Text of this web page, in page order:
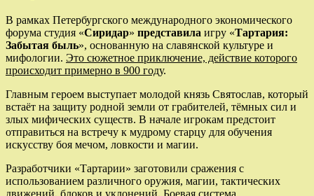
В рамках Петербургского международного экономического
форума студия «Сиридар» представила игру «Тартария:
Забытая быль», основанную на славянской культуре и
мифологии. Это сюжетное приключение, действие которого
происходит примерно в 900 году.
Главным героем выступает молодой князь Святослав, который
встаёт на защиту родной земли от грабителей, тёмных сил и
злых мифических существ. В начале игрокам предстоит
отправиться на встречу к мудрому старцу для обучения
искусству боя мечом, ловкости и магии.
Разработчики «Тартарии» заготовили сражения с
использованием различного оружия, магии, тактических
движений, блоков и уклонений. Боевая система